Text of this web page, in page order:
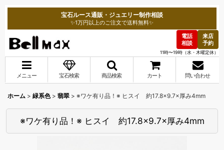
宝石ルース通販・ジュエリー制作相談
✨1万円以上のご注文で送料無料✨
電話
相談
来店
予約
11時〜19時（水・木曜定休）
メニュー 宝石検索 商品検索 カート 問い合わせ
ホーム > 緑系色 > 翡翠 > ※ワケ有り品！※ ヒスイ 約17.8×9.7×厚み4mm
※ワケ有り品！※ ヒスイ 約17.8×9.7×厚み4mm